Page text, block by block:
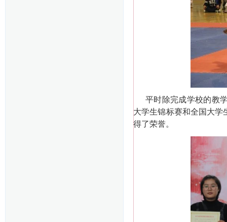
平时除完成学校的教
大学生锦标赛和全国大
得了荣誉。